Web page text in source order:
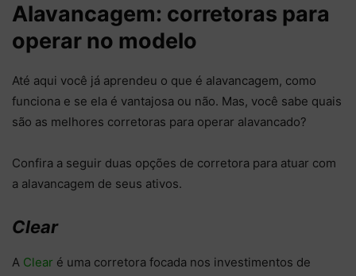
Alavancagem: corretoras para
operar no modelo
Até aqui você já aprendeu o que é alavancagem, como
funciona e se ela é vantajosa ou não. Mas, você sabe quais
são as melhores corretoras para operar alavancado?
Confira a seguir duas opções de corretora para atuar com
a alavancagem de seus ativos.
Clear
A Clear é uma corretora focada nos investimentos de